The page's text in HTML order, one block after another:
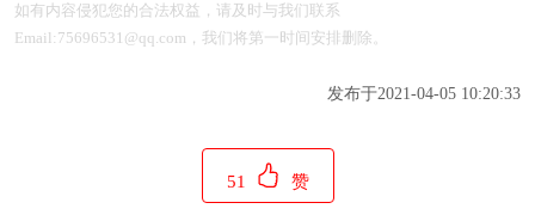
如有内容侵犯您的合法权益，请及时与我们联系
Email:75696531@qq.com，我们将第一时间安排删除。
发布于2021-04-05 10:20:33
51 赞